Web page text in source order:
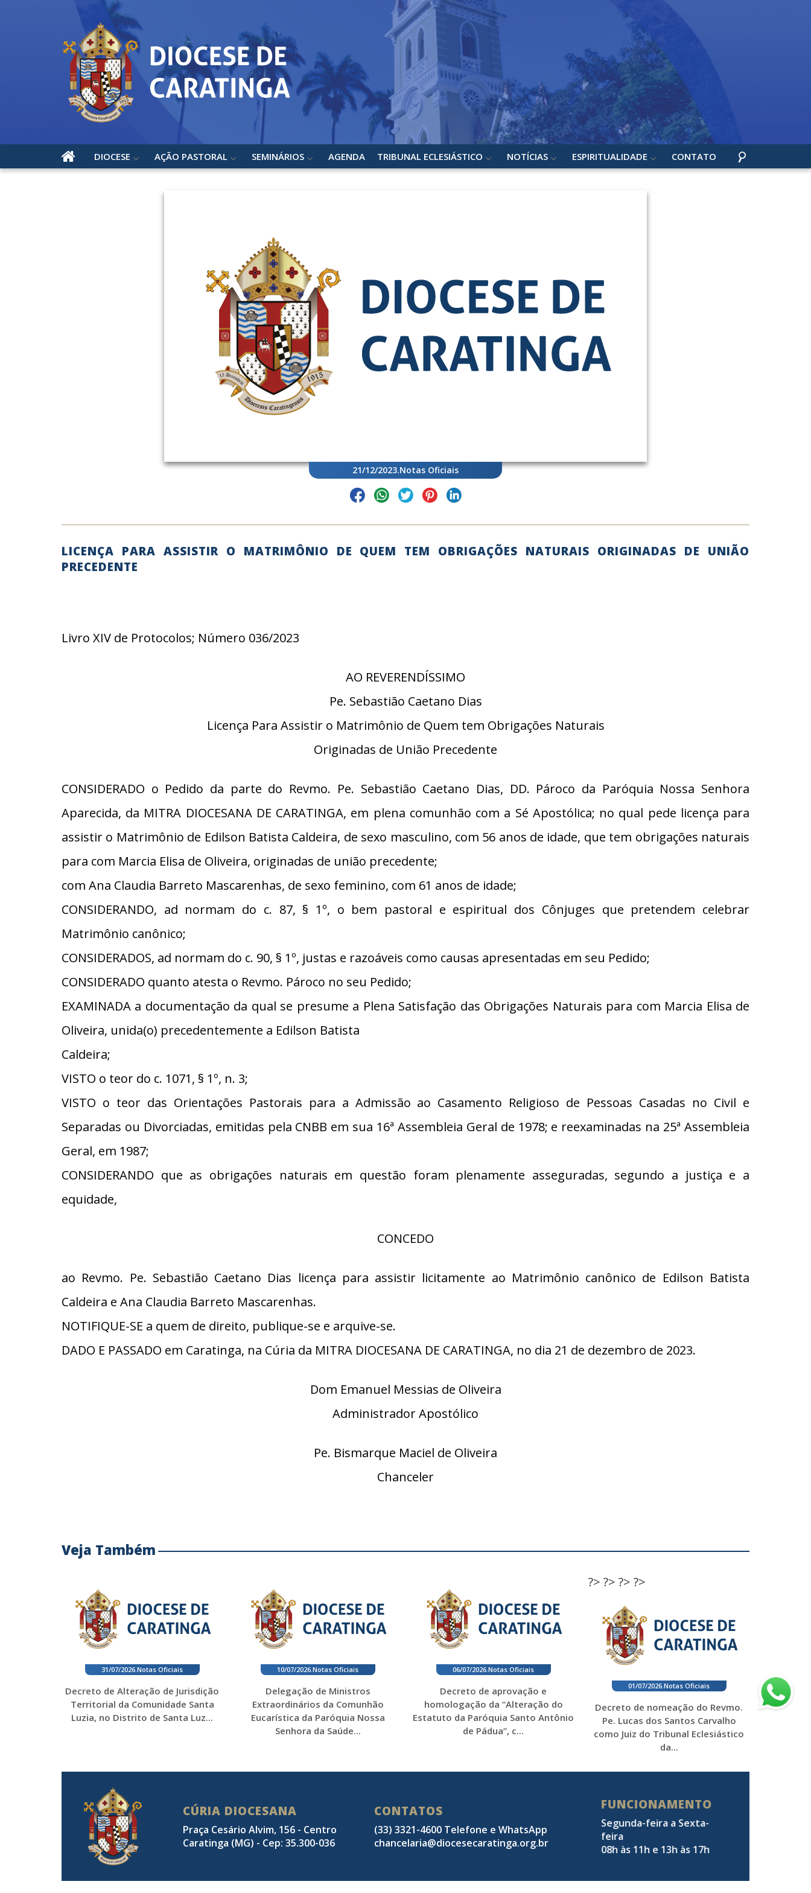
DIOCESE AÇÃO PASTORAL SEMINÁRIOS AGENDA TRIBUNAL ECLESIÁSTICO NOTÍCIAS ESPIRITUALIDADE CONTATO
21/12/2023.Notas Oficiais
LICENÇA PARA ASSISTIR O MATRIMÔNIO DE QUEM TEM OBRIGAÇÕES NATURAIS ORIGINADAS DE UNIÃO
PRECEDENTE
Livro XIV de Protocolos; Número 036/2023
AO REVERENDÍSSIMO
Pe. Sebastião Caetano Dias
Licença Para Assistir o Matrimônio de Quem tem Obrigações Naturais
Originadas de União Precedente
CONSIDERADO o Pedido da parte do Revmo. Pe. Sebastião Caetano Dias, DD. Pároco da Paróquia Nossa Senhora
Aparecida, da MITRA DIOCESANA DE CARATINGA, em plena comunhão com a Sé Apostólica; no qual pede licença para
assistir o Matrimônio de Edilson Batista Caldeira, de sexo masculino, com 56 anos de idade, que tem obrigações naturais
para com Marcia Elisa de Oliveira, originadas de união precedente;
com Ana Claudia Barreto Mascarenhas, de sexo feminino, com 61 anos de idade;
CONSIDERANDO, ad normam do c. 87, § 1º, o bem pastoral e espiritual dos Cônjuges que pretendem celebrar
Matrimônio canônico;
CONSIDERADOS, ad normam do c. 90, § 1º, justas e razoáveis como causas apresentadas em seu Pedido;
CONSIDERADO quanto atesta o Revmo. Pároco no seu Pedido;
EXAMINADA a documentação da qual se presume a Plena Satisfação das Obrigações Naturais para com Marcia Elisa de
Oliveira, unida(o) precedentemente a Edilson Batista
Caldeira;
VISTO o teor do c. 1071, § 1º, n. 3;
VISTO o teor das Orientações Pastorais para a Admissão ao Casamento Religioso de Pessoas Casadas no Civil e
Separadas ou Divorciadas, emitidas pela CNBB em sua 16ª Assembleia Geral de 1978; e reexaminadas na 25ª Assembleia
Geral, em 1987;
CONSIDERANDO que as obrigações naturais em questão foram plenamente asseguradas, segundo a justiça e a
equidade,
CONCEDO
ao Revmo. Pe. Sebastião Caetano Dias licença para assistir licitamente ao Matrimônio canônico de Edilson Batista
Caldeira e Ana Claudia Barreto Mascarenhas.
NOTIFIQUE-SE a quem de direito, publique-se e arquive-se.
DADO E PASSADO em Caratinga, na Cúria da MITRA DIOCESANA DE CARATINGA, no dia 21 de dezembro de 2023.
Dom Emanuel Messias de Oliveira
Administrador Apostólico
Pe. Bismarque Maciel de Oliveira
Chanceler
Veja Também
?>
31/07/2026.Notas Oficiais
Decreto de Alteração de Jurisdição
Territorial da Comunidade Santa
Luzia, no Distrito de Santa Luz...
?>
10/07/2026.Notas Oficiais
Delegação de Ministros
Extraordinários da Comunhão
Eucarística da Paróquia Nossa
Senhora da Saúde...
?>
06/07/2026.Notas Oficiais
Decreto de aprovação e
homologação da “Alteração do
Estatuto da Paróquia Santo Antônio
de Pádua”, c...
?>
01/07/2026.Notas Oficiais
Decreto de nomeação do Revmo.
Pe. Lucas dos Santos Carvalho
como Juiz do Tribunal Eclesiástico
da...
CÚRIA DIOCESANA
Praça Cesário Alvim, 156 - Centro
Caratinga (MG) - Cep: 35.300-036
CONTATOS
(33) 3321-4600 Telefone e WhatsApp
chancelaria@diocesecaratinga.org.br
FUNCIONAMENTO
Segunda-feira a Sexta-
feira
08h às 11h e 13h às 17h